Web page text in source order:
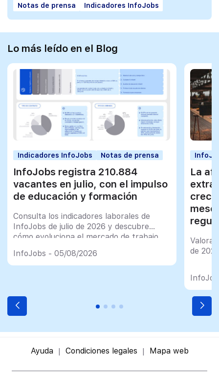
Notas de prensa Indicadores InfoJobs
Lo más leído en el Blog
Indicadores InfoJobs Notas de prensa
InfoJobs registra 210.884
vacantes en julio, con el impulso
de educación y formación
Consulta los indicadores laborales de
InfoJobs de julio de 2026 y descubre
cómo evoluciona el mercado de trabajo
InfoJobs - 05/08/2026
La
de
Ayuda Condiciones legales Mapa web